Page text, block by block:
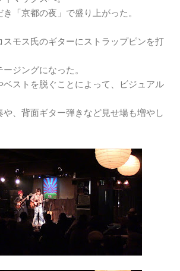
「京都の夜」で盛り上がった。
スモス氏のギターにストラップピンを打
ジングになった。
ベストを脱ぐことによって、ビジュアル
や、背面ギター弾きなど見せ場も増やし